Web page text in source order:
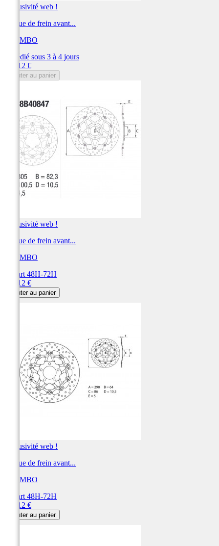
Exclusivité web !
Disque de frein avant...
BREMBO
Expédié sous 3 à 4 jours
360,12 €
Ajouter au panier
Exclusivité web !
Disque de frein avant...
BREMBO
Départ 48H-72H
360,12 €
Ajouter au panier
Exclusivité web !
Disque de frein avant...
BREMBO
Départ 48H-72H
360,12 €
Ajouter au panier